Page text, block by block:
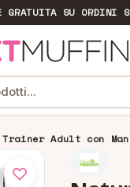
GRATUITASU ORDINI